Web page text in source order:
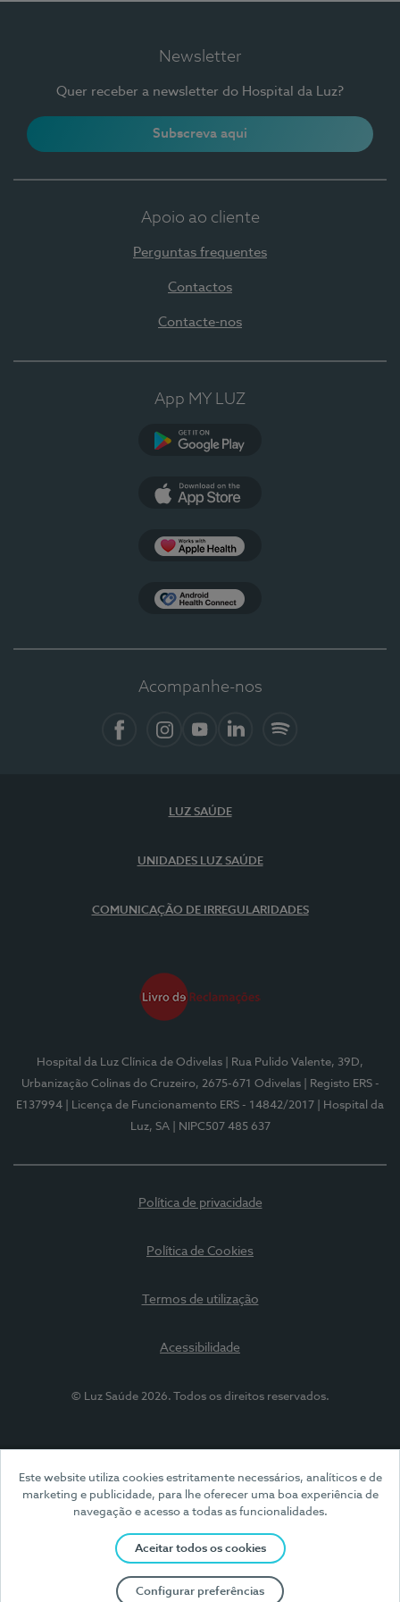
Este website utiliza cookies estritamente necessários, analíticos e de
marketing e publicidade, para lhe oferecer uma boa experiência de
navegação e acesso a todas as funcionalidades.
Aceitar todos os cookies
Configurar preferências
Newsletter
Quer receber a newsletter do Hospital da Luz?
Subscreva aqui
Apoio ao cliente
Perguntas frequentes
Contactos
Contacte-nos
App MY LUZ
Acompanhe-nos
LUZ SAÚDE
UNIDADES LUZ SAÚDE
COMUNICAÇÃO DE IRREGULARIDADES
Hospital da Luz Clínica de Odivelas
| Rua Pulido Valente, 39D,
Urbanização Colinas do Cruzeiro, 2675-671 Odivelas
| Registo ERS -
E137994
| Licença de Funcionamento ERS - 14842/2017
| Hospital da
Luz, SA
| NIPC507 485 637
Política de privacidade
Política de Cookies
Termos de utilização
Acessibilidade
© Luz Saúde 2026. Todos os direitos reservados.